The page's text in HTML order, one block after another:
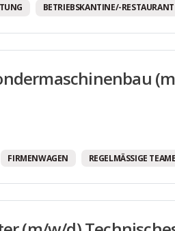
BETRIEBSKANTINE/-RESTAURANT
FIRMENWAGEN REGELMÄSSIGE